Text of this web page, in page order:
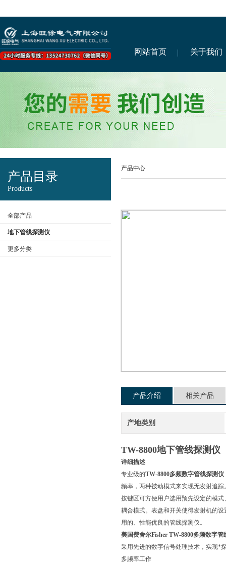
网站首页 关于我们
产品目录
Products
全部产品
地下管线探测仪
更多分类
产品中心
产品介绍 相关产品
产地类别
TW-8800地下管线探测仪
详细描述
专业级的TW-8800多频数字管线探测仪
频率，两种被动模式来实现无发射追
按键区可方便用户选用预先设定的模
耦合模式。表盘和开关使得发射机的设
用的、性能优良的管线探测仪。
美国费舍尔Fisher TW-8800多频数字管
采用先进的数字信号处理技术，实现*
多频率工作